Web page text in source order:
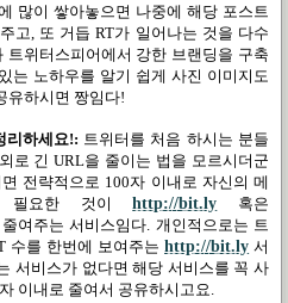
많이 쌓아놓으면 나중에 해당 포스트
고
또 거듭 RT가 일어나는 것을 다수
트위터스피어에서 강한 브랜딩을 구축
는 노하우를 알기 쉽게 사진 이미지도
유하시면 짱임다!
리하세요!: 트위터를 처음 하시는 분들
로 긴 URL을 줄이는 법을 모르시더군
전략적으로 100자 이내로 자신의 메
요한 것이
http://bit.ly
혹은
줄여주는 서비스임다 개인적으로는 트
수를 한번에 보여주는 http://bit.ly 서
서비스가 없다면 해당 서비스를 꼭 사
자 이내로 줄여서 공유하시고요